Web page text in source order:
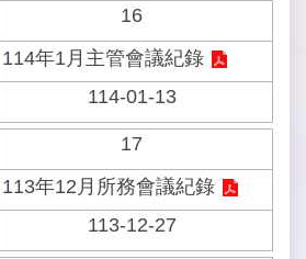
16
114年1月主管會議紀錄
114-01-13
17
113年12月所務會議紀錄
113-12-27